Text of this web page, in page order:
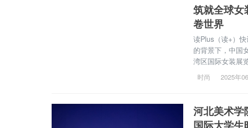
筑就全球女
卷世界
读Plus（读+）
的背景下，中国
湾区国际女装展
州白马服装市
甄选出“12+N”
时尚 2025年
河北美术学
国际大学生